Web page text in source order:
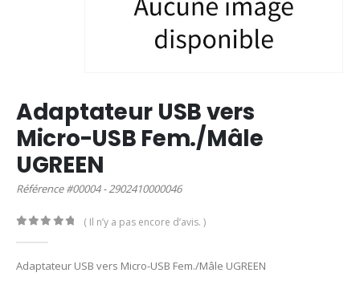
Adaptateur USB vers
Micro-USB Fem./Mâle
UGREEN
Référence #00004 - 2902410000046
( Il n’y a pas encore d’avis. )
Adaptateur USB vers Micro-USB Fem./Mâle UGREEN